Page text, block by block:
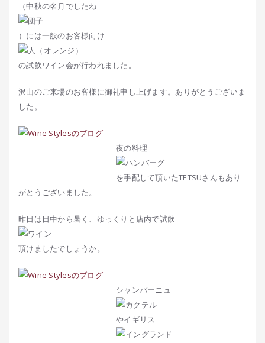
（中秋の名月でしたね
）には一般のお客様向け
の試飲ワイン会が行われました。
沢山のご来場のお客様に御礼申し上げます。ありがとうございま
した。
夜の料理
を手配して頂いたTETSUさんもあり
がとうございました。
昨日は日中から暑く、ゆっくりと店内で試飲
頂けましたでしょうか。
シャンパーニュ
やイギリス